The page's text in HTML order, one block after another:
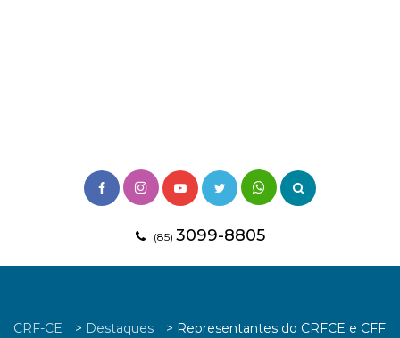
(85) 3099-8805
CRF-CE > Destaques > Representantes do CRFCE e CFF